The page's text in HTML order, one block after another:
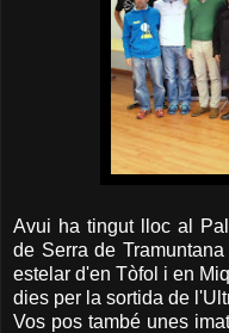
Avui ha tingut lloc al
de Serra de
estelar d'en Tòfol i en
dies per la sortida de
Vos pos també unes